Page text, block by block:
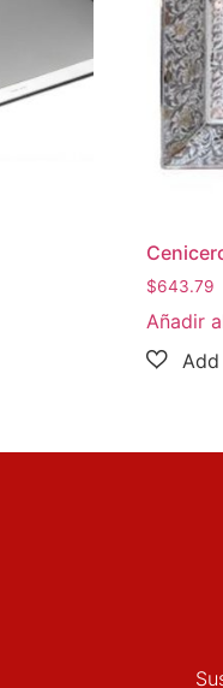
$643.79
Añadir